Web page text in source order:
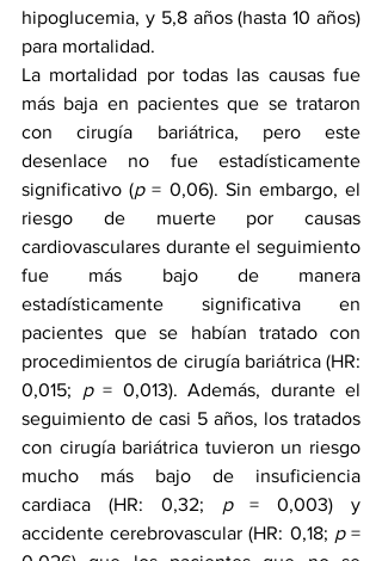
hipoglucemia, y 5,8 años (hasta 10 años)
para mortalidad.
La mortalidad por todas las causas fue
más baja en pacientes que se trataron
con cirugía bariátrica, pero este
desenlace no fue estadísticamente
significativo (p = 0,06). Sin embargo, el
riesgo de muerte por causas
cardiovasculares durante el seguimiento
fue más bajo de manera
estadísticamente significativa en
pacientes que se habían tratado con
procedimientos de cirugía bariátrica (HR:
0,015; p = 0,013). Además, durante el
seguimiento de casi 5 años, los tratados
con cirugía bariátrica tuvieron un riesgo
mucho más bajo de insuficiencia
cardiaca (HR: 0,32; p = 0,003) y
accidente cerebrovascular (HR: 0,18; p =